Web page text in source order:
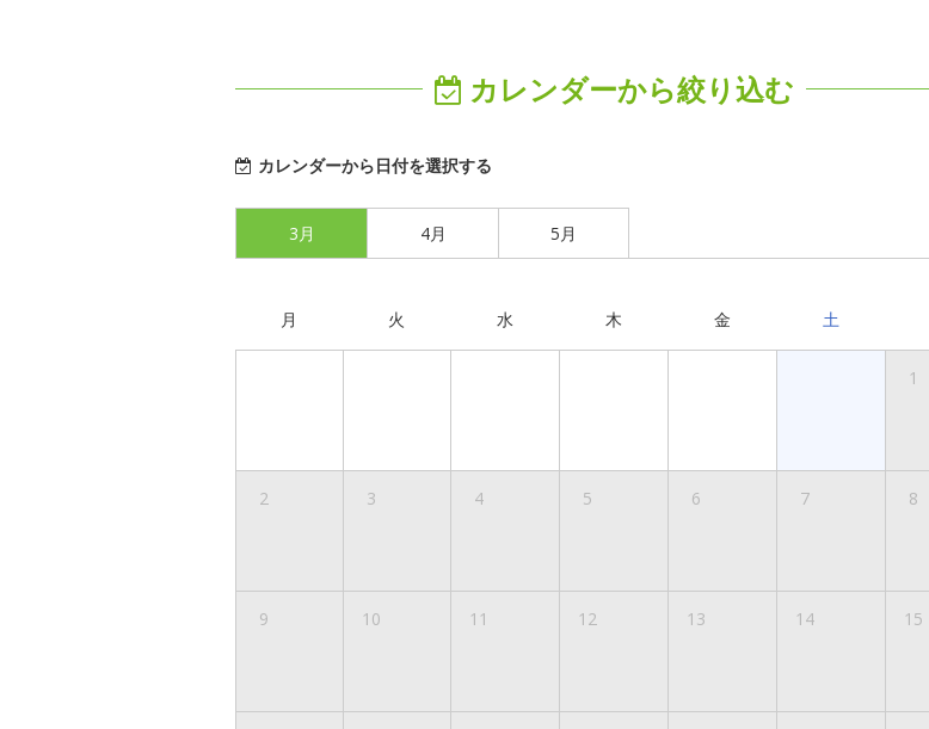
カレンダーから絞り込む
カレンダーから日付を選択する
3月 4月 5月
月 火 水 木 金 土
1
2 3 4 5 6 7 8
9 10 11 12 13 14 15